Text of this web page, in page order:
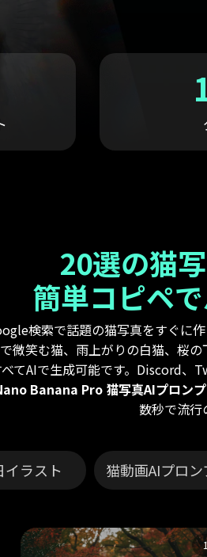
20選の猫
簡単コピペ
検索で話題の猫写真をすぐに作
微笑む猫、雨上がりの白猫、桜
てAIで生成可能です。Discord、
Banana Pro 猫写真AIプロン
数秒で流行
イラスト 猫動画AIプロン